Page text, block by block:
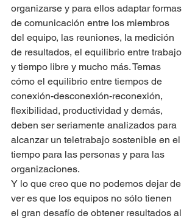
organizarse y para ellos adaptar formas
de comunicación entre los miembros
del equipo, las reuniones, la medición
de resultados, el equilibrio entre trabajo
y tiempo libre y mucho más. Temas
cómo el equilibrio entre tiempos de
conexión-desconexión-reconexión,
flexibilidad, productividad y demás,
deben ser seriamente analizados para
alcanzar un teletrabajo sostenible en el
tiempo para las personas y para las
organizaciones.
Y lo que creo que no podemos dejar de
ver es que los equipos no sólo tienen
el gran desafío de obtener resultados al